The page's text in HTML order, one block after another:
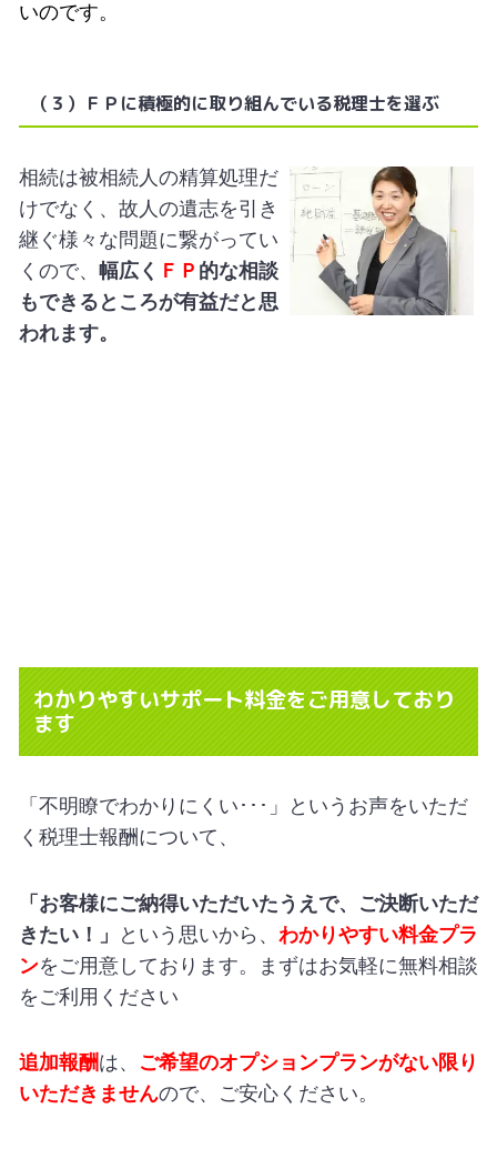
いのです。
（３）ＦＰに積極的に取り組んでいる税理士を選ぶ
相続は被相続人の精算処理だ
けでなく、故人の遺志を引き
継ぐ様々な問題に繋がってい
くので、 幅広く ＦＰ 的な相談
もできるところが有益だと思
われます。
わかりやすいサポート料金をご用意しており
ます
「不明瞭でわかりにくい･･･」というお声をいただ
く税理士報酬について、
「お客様にご納得いただいたうえで、ご決断いただ
きたい！」
という思いから、 わかりやすい料金プラ
ンをご用意しております。まずはお気軽に無料相談
をご利用ください
追加報酬は、
ご希望のオプションプランがない限り
いただきませんので、ご安心ください。